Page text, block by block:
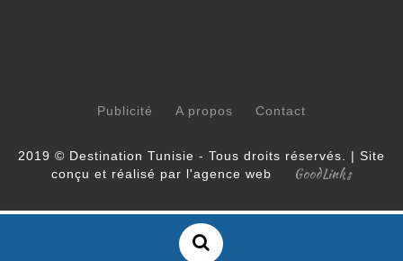
Publicité A propos Contact
2019 © Destination Tunisie - Tous droits réservés. | Site
conçu et réalisé par l'agence web
GoodLinks